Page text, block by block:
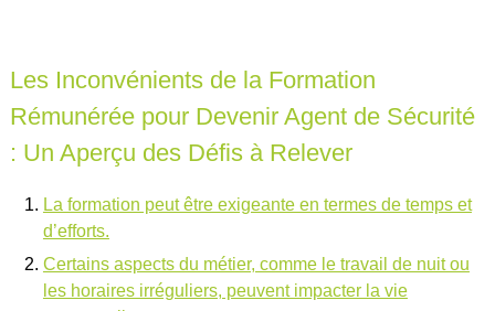
Les Inconvénients de la Formation
Rémunérée pour Devenir Agent de Sécurité
: Un Aperçu des Défis à Relever
La formation peut être exigeante en termes de temps et
d’efforts.
Certains aspects du métier, comme le travail de nuit ou
les horaires irréguliers, peuvent impacter la vie